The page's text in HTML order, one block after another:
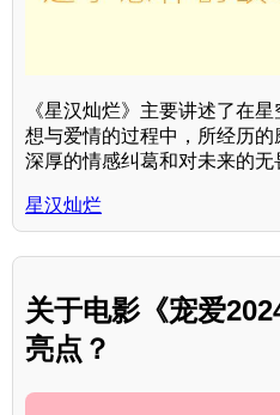
《星汉灿烂》主要讲述了在
想与爱情的过程中，所经历
深厚的情感纠葛和对未来的无
星汉灿烂
关于电影《宠爱
亮点？